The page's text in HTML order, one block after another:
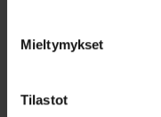
Mieltymykset
Tilastot
Pyydä